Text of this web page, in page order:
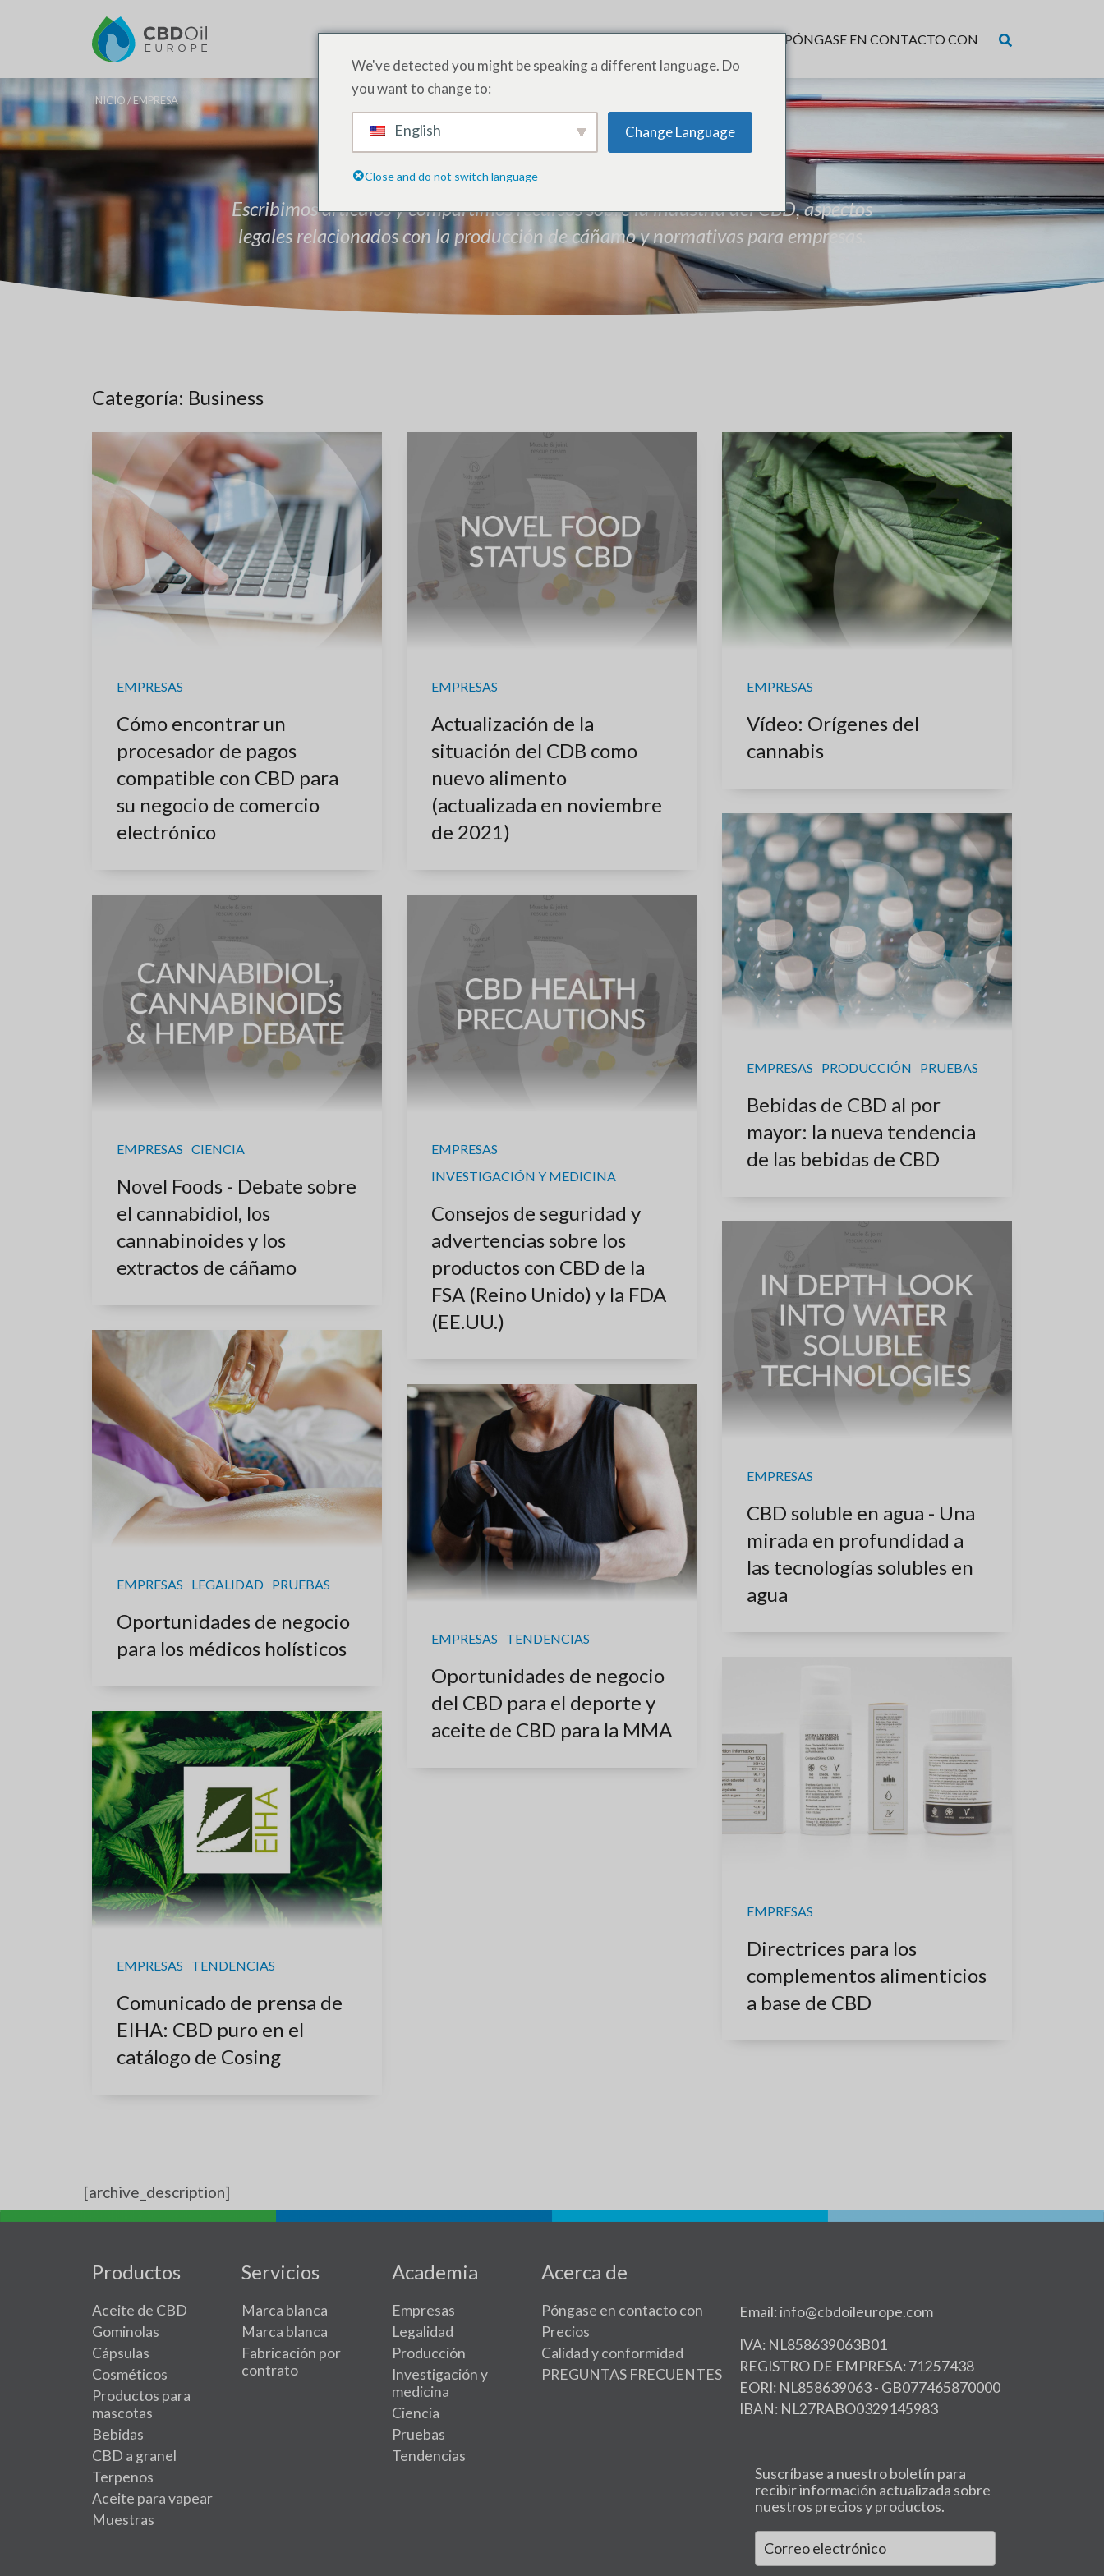
PRODUCTOS SERVICIOS ACADEMIA ACERCA DE PRECIOS PÓNGASE EN CONTACTO CON
INICIO / EMPRESA
Empresas
Escribimos artículos y compartimos recursos sobre la industria del CBD, aspectos
legales relacionados con la producción de cáñamo y normativas para empresas.
Categoría: Business
EMPRESAS
Cómo encontrar un
procesador de pagos
compatible con CBD para
su negocio de comercio
electrónico
EMPRESAS
Actualización de la
situación del CDB como
nuevo alimento
(actualizada en noviembre
de 2021)
EMPRESAS
Vídeo: Orígenes del
cannabis
EMPRESAS PRODUCCIÓN PRUEBAS
Bebidas de CBD al por
mayor: la nueva tendencia
de las bebidas de CBD
EMPRESAS CIENCIA
Novel Foods - Debate sobre
el cannabidiol, los
cannabinoides y los
extractos de cáñamo
EMPRESAS
INVESTIGACIÓN Y MEDICINA
Consejos de seguridad y
advertencias sobre los
productos con CBD de la
FSA (Reino Unido) y la FDA
(EE.UU.)
EMPRESAS
CBD soluble en agua - Una
mirada en profundidad a
las tecnologías solubles en
agua
EMPRESAS LEGALIDAD PRUEBAS
Oportunidades de negocio
para los médicos holísticos
EMPRESAS TENDENCIAS
Oportunidades de negocio
del CBD para el deporte y
aceite de CBD para la MMA
EMPRESAS
Directrices para los
complementos alimenticios
a base de CBD
EMPRESAS TENDENCIAS
Comunicado de prensa de
EIHA: CBD puro en el
catálogo de Cosing
[archive_description]
Productos
Aceite de CBD
Gominolas
Cápsulas
Cosméticos
Productos para
mascotas
Bebidas
CBD a granel
Terpenos
Aceite para vapear
Muestras
Servicios
Marca blanca
Marca blanca
Fabricación por
contrato
Academia
Empresas
Legalidad
Producción
Investigación y
medicina
Ciencia
Pruebas
Tendencias
Acerca de
Póngase en contacto con
Precios
Calidad y conformidad
PREGUNTAS FRECUENTES
Email: info@cbdoileurope.com
IVA: NL858639063B01
REGISTRO DE EMPRESA: 71257438
EORI: NL858639063 - GB077465870000
IBAN: NL27RABO0329145983
Suscríbase a nuestro boletín para
recibir información actualizada sobre
nuestros precios y productos.
We've detected you might be speaking a different language. Do
you want to change to:
English Change Language
Close and do not switch language